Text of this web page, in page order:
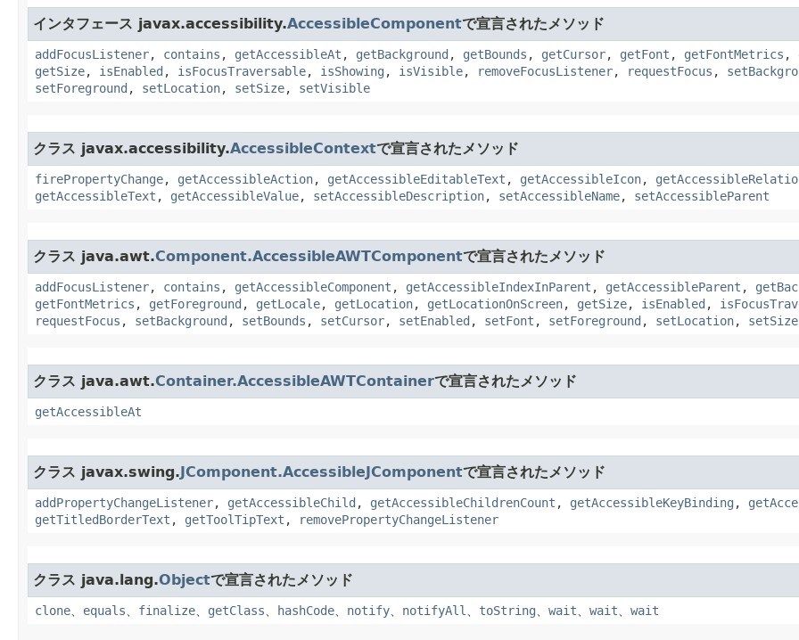
インタフェース javax.accessibility.AccessibleComponentで宣言されたメソッド
addFocusListener, contains , getAccessibleAt , getBackground , getBounds , getCursor, getFont , getFontMetrics ,
getSize, isEnabled , isFocusTraversable, isShowing , isVisible, removeFocusListener, requestFocus ,
setForeground , setLocation, setSize, setVisible
クラス javax.accessibility.AccessibleContextで宣言されたメソッド
firePropertyChange, getAccessibleAction, getAccessibleEditableText , getAccessibleIcon,
getAccessibleText , getAccessibleValue, setAccessibleDescription, setAccessibleName, setAccessibleParent
クラス java.awt.Component.AccessibleAWTComponentで宣言されたメソッド
addFocusListener, contains , getAccessibleComponent , getAccessibleIndexInParent , getAccessibleParent ,
getFontMetrics , getForeground , getLocale, getLocation, getLocationOnScreen, getSize, isEnabled ,
requestFocus , setBackground , setBounds , setCursor, setEnabled , setFont , setForeground , setLocation, setSize
クラス java.awt.Container.AccessibleAWTContainerで宣言されたメソッド
getAccessibleAt
クラス javax.swing.JComponent.AccessibleJComponentで宣言されたメソッド
addPropertyChangeListener, getAccessibleChild , getAccessibleChildrenCount , getAccessibleKeyBinding ,
getTitledBorderText , getToolTipText , removePropertyChangeListener
クラス java.lang.Objectで宣言されたメソッド
clone、 equals、 finalize、 getClass、 hashCode、 notify、 notifyAll、 toString、 wait、 wait、 wait